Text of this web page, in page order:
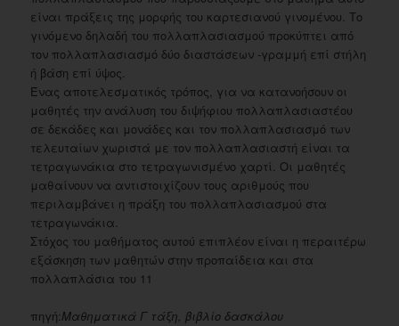
είναι πράξεις της μορφής του καρτεσιανού γινομένου. Το
γινόμενο δηλαδή του πολλαπλασιασμού προκύπτει από
τον πολλαπλασιασμό δύο διαστάσεων -γραμμή επί στήλη
ή βάση επί ύψος.
Ένας αποτελεσματικός τρόπος, για να κατανοήσουν οι
μαθητές την ανάλυση του διψήφιου πολλαπλασιαστέου
σε δεκάδες και μονάδες και τον πολλαπλασιασμό των
τελευταίων χωριστά με τον πολλαπλασιαστή είναι τα
τετραγωνάκια στο τετραγωνισμένο χαρτί. Οι μαθητές
μαθαίνουν να αντιστοιχίζουν τους αριθμούς που
περιλαμβάνει η πράξη του πολλαπλασιασμού στα
τετραγωνάκια.
Στόχος του μαθήματος αυτού επιπλέον είναι η περαιτέρω
εξάσκηση των μαθητών στην προπαίδεια και στα
πολλαπλάσια του 11
πηγή:Μαθηματικά Γ τάξη, βιβλίο δασκάλου